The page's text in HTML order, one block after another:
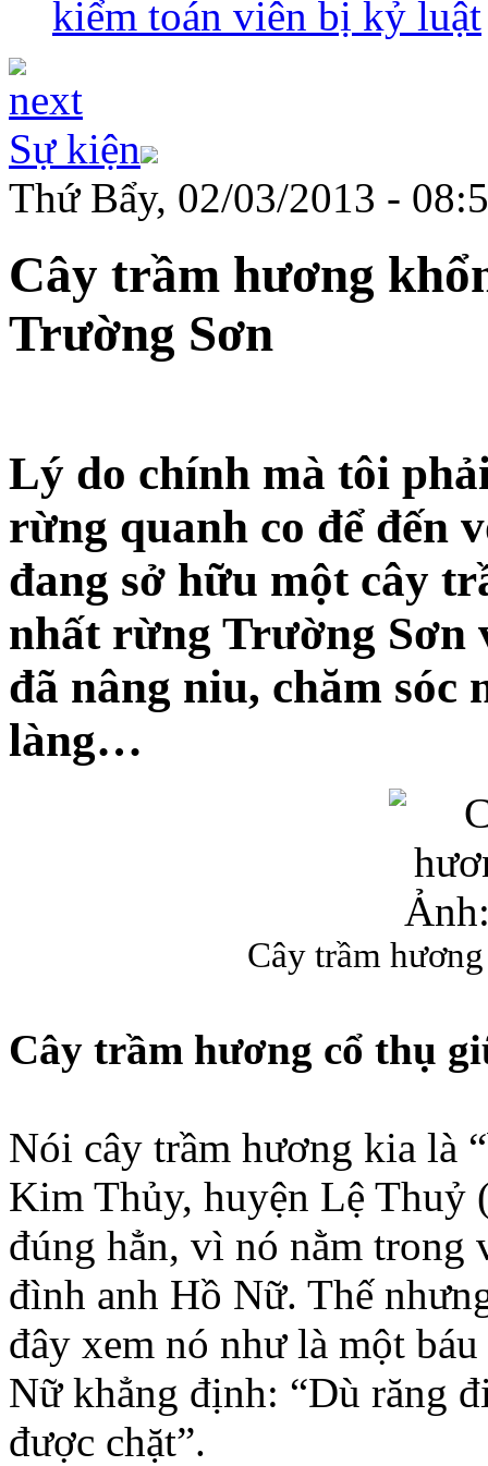
kiểm toán viên bị kỷ luật
Sự kiện
Thứ Bẩy, 02/03/2013 -
Cây trầm hương
Trường Sơn
Lý do chính mà tôi
rừng quanh co để đến
đang sở hữu một cây
nhất rừng Trường Sơn
đã nâng niu, chăm sóc
làng…
Cây trầm
Cây trầm hương cổ thụ
Nói cây trầm hương kia là
Kim Thủy, huyện Lệ Thuỷ
đúng hẳn, vì nó nằm trong
đình anh Hồ Nữ. Thế
đây xem nó như là một
Nữ khẳng định: “Dù răng
được chặt”.